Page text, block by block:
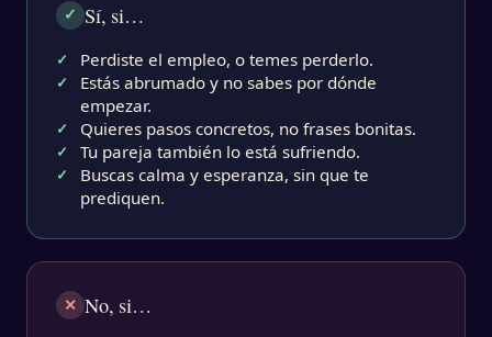
✓ Sí, si…
✓ Perdiste el empleo, o temes perderlo.
✓
Estás abrumado y no sabes por dónde
empezar.
✓ Quieres pasos concretos, no frases bonitas.
✓ Tu pareja también lo está sufriendo.
✓
Buscas calma y esperanza, sin que te
prediquen.
✕ No, si…